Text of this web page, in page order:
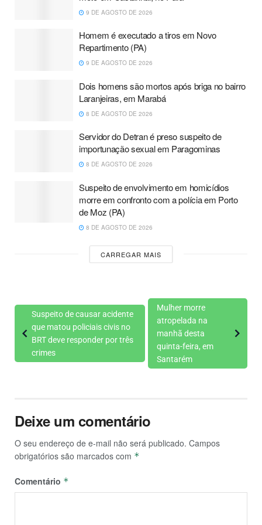
9 DE AGOSTO DE 2026
Homem é executado a tiros em Novo
Repartimento (PA)
9 DE AGOSTO DE 2026
Dois homens são mortos após briga no bairro
Laranjeiras, em Marabá
8 DE AGOSTO DE 2026
Servidor do Detran é preso suspeito de
importunação sexual em Paragominas
8 DE AGOSTO DE 2026
Suspeito de envolvimento em homicídios
morre em confronto com a polícia em Porto
de Moz (PA)
8 DE AGOSTO DE 2026
CARREGAR MAIS
Suspeito de causar acidente
que matou policiais civis no
BRT deve responder por três
crimes
Mulher morre
atropelada na
manhã desta
quinta-feira, em
Santarém
Deixe um comentário
O seu endereço de e-mail não será publicado. Campos
obrigatórios são marcados com *
Comentário *